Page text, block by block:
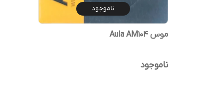
ناموجود
موس Aula AM104
ناموجود